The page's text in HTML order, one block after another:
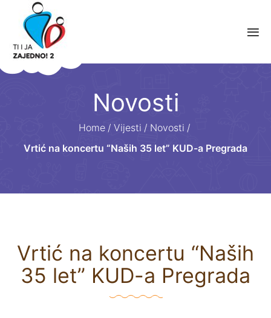
Novosti
Home / Vijesti / Novosti /
Vrtić na koncertu “Naših 35 let” KUD-a Pregrada
Vrtić na koncertu “Naših
35 let” KUD-a Pregrada